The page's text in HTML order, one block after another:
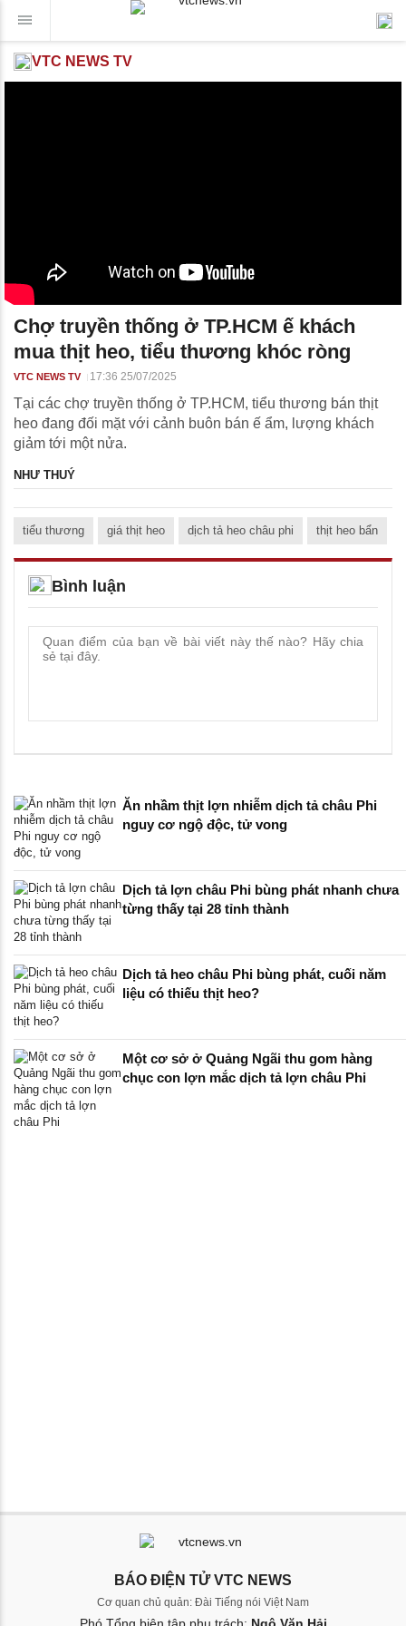
VTC NEWS TV
Chợ truyền thống ở TP.HCM ế khách
mua thịt heo, tiểu thương khóc ròng
VTC NEWS TV 17:36 25/07/2025
Tại các chợ truyền thống ở TP.HCM, tiểu thương bán thịt
heo đang đối mặt với cảnh buôn bán ế ẩm, lượng khách
giảm tới một nửa.
NHƯ THUÝ
tiểu thương giá thịt heo dịch tả heo châu phi thịt heo bẩn
Bình luận
Ăn nhầm thịt lợn nhiễm dịch tả châu Phi
nguy cơ ngộ độc, tử vong
Dịch tả lợn châu Phi bùng phát nhanh chưa
từng thấy tại 28 tỉnh thành
Dịch tả heo châu Phi bùng phát, cuối năm
liệu có thiếu thịt heo?
Một cơ sở ở Quảng Ngãi thu gom hàng
chục con lợn mắc dịch tả lợn châu Phi
BÁO ĐIỆN TỬ VTC NEWS
Cơ quan chủ quản: Đài Tiếng nói Việt Nam